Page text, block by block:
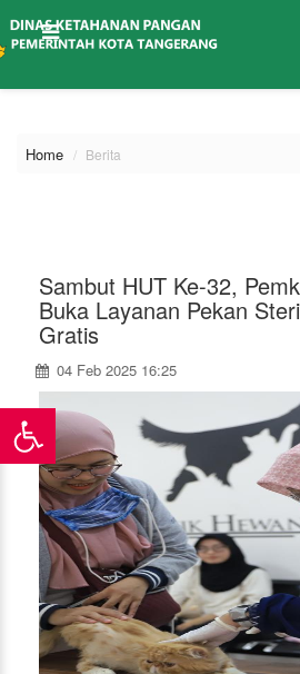
Home Berita
Sambut HUT Ke-32,
Buka Layanan Pekan
Gratis
04 Feb 2025 16:25